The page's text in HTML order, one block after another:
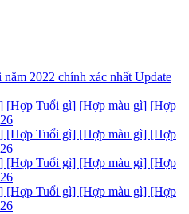
2022 chính xác nhất Update
[Hợp Tuổi gì] [Hợp màu gì] [Hợp
[Hợp Tuổi gì] [Hợp màu gì] [Hợp
[Hợp Tuổi gì] [Hợp màu gì] [Hợp
[Hợp Tuổi gì] [Hợp màu gì] [Hợp